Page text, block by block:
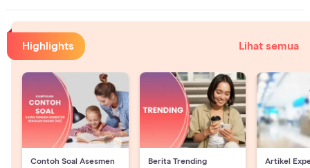
Highlights Lihat semua
Contoh Soal Asesmen
Berita Trending
Artikel